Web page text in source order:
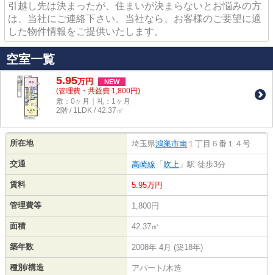
引越し先は決まったが、住まいが決まらないとお悩みの方
は、当社にご連絡下さい。当社なら、お客様のご要望に適
した物件情報をご提供いたします。
空室一覧
5.95万円 NEW
(管理費・共益費 1,800円)
敷：0ヶ月｜礼：1ヶ月
2階 / 1LDK / 42.37㎡
所在地 埼玉県鴻巣市南 １丁目６番１４号
交通 高崎線 「 吹上 」駅 徒歩3分
賃料 5.95万円
管理費等 1,800円
面積 42.37㎡
築年数 2008年 4月 (築18年)
種別/構造 アパート/木造